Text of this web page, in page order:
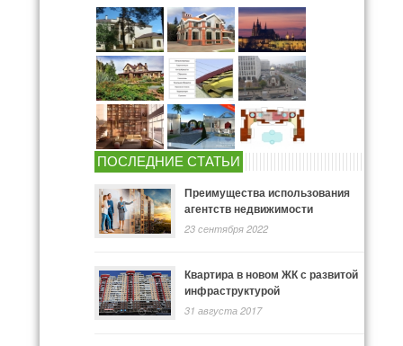
ПОСЛЕДНИЕ СТАТЬИ
Преимущества использования
агентств недвижимости
23 сентября 2022
Квартира в новом ЖК с развитой
инфраструктурой
31 августа 2017